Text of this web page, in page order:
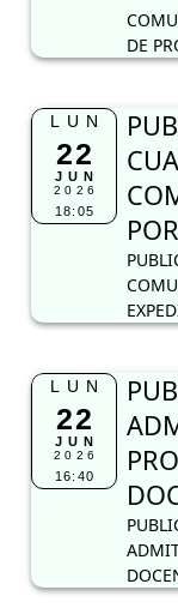
DE
LUN
22
JUN
2026
18:05
LUN
22
JUN
2026
16:40